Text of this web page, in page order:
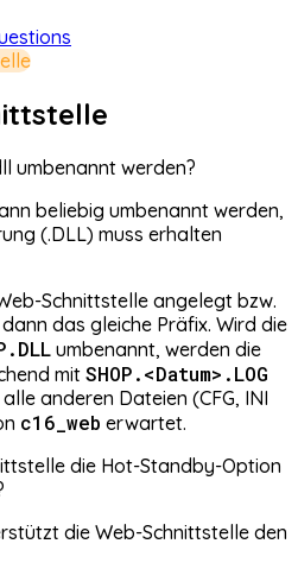
umbenannt werden?
beliebig umbenannt werden,
(.DLL) muss erhalten
Schnittstelle angelegt bzw.
das gleiche Präfix. Wird die
umbenannt, werden die
mit SHOP.<Datum>.LOG
anderen Dateien (CFG, INI
c16_web erwartet.
die Hot-Standby-Option
die Web-Schnittstelle den